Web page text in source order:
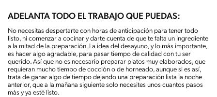
ADELANTA TODO EL TRABAJO QUE PUEDAS:
No necesitas despertarte con horas de anticipación para tener todo
listo, ni comenzar a cocinar y darte cuenta de que te falta un ingrediente
a la mitad de la preparación. La idea del desayuno, y lo más importante,
es hacer algo agradable, para pasar tiempo de calidad con tu ser
querido. Así que no es necesario preparar platos muy elaborados, que
requieran mucho tiempo de cocción o de horneado, aunque si es así,
trata de ganar algo de tiempo dejando una preparación lista la noche
anterior, que a la mañana siguiente solo necesites unos cuantos pasos
más y ya esté listo.